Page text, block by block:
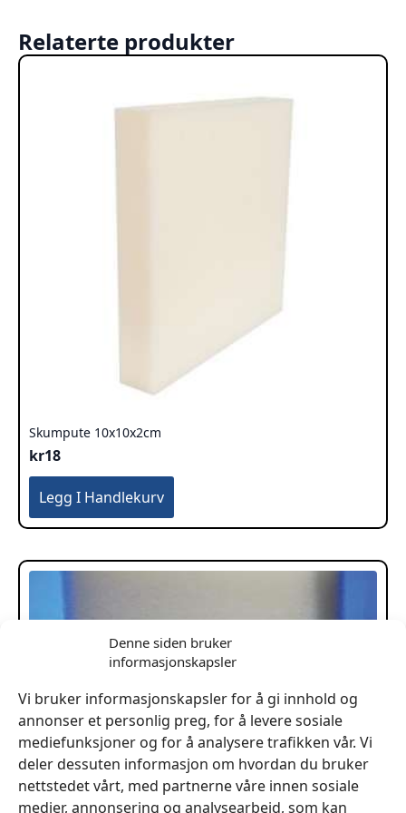
Denne siden bruker
informasjonskapsler
Vi bruker informasjonskapsler for å gi innhold og
annonser et personlig preg, for å levere sosiale
mediefunksjoner og for å analysere trafikken vår. Vi
deler dessuten informasjon om hvordan du bruker
nettstedet vårt, med partnerne våre innen sosiale
medier, annonsering og analysearbeid, som kan
Relaterte produkter
Skumpute 10x10x2cm
kr18
Legg I Handlekurv